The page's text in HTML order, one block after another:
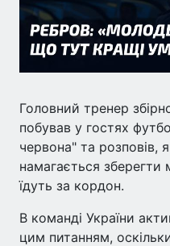
Головний тренер
побував у гостях
червона" та розповів,
намагається зберегти
їдуть за кордон.
В команді України
цим питанням,